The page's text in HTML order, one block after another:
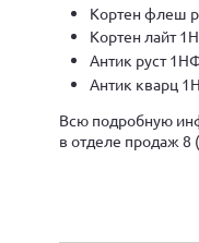
Кортен флеш
Кортен лайт
Антик руст
Антик кварц
Всю подробную
в отделе продаж 8